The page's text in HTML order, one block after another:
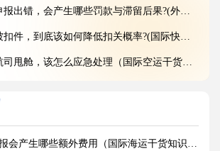
错，会产生哪些罚款与滞留后果?(外贸人请注意)
，到底该如何降低扣关概率?(国际快递干货知识分享)
舱，该怎么应急处理（国际空运干货知识分享）
能提速，靠谱吗?(国际空运干货知识分享)
损，理赔流程怎么走（国际空运干货知识分享）
产生哪些额外费用（国际海运干货知识分享）